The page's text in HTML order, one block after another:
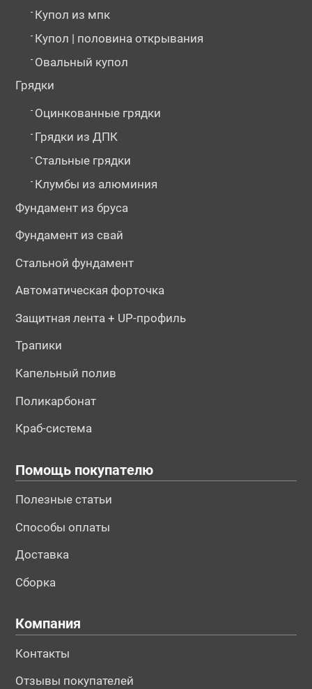
- Купол из мпк
- Купол | половина открывания
- Овальный купол
Грядки
- Оцинкованные грядки
- Грядки из ДПК
- Стальные грядки
- Клумбы из алюминия
Фундамент из бруса
Фундамент из свай
Стальной фундамент
Автоматическая форточка
Защитная лента + UP-профиль
Трапики
Капельный полив
Поликарбонат
Краб-система
Помощь покупателю
Полезные статьи
Способы оплаты
Доставка
Сборка
Компания
Контакты
Отзывы покупателей